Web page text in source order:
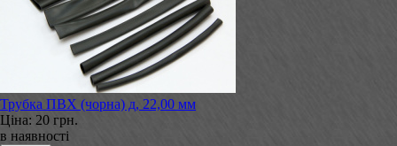
Трубка ПВХ (чорна) д, 22,00 мм
Ціна: 20 грн.
в наявності